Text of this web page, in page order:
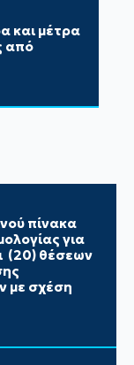
και μέτρα
από
πίνακα
για
(20) θέσεων
με σχέση